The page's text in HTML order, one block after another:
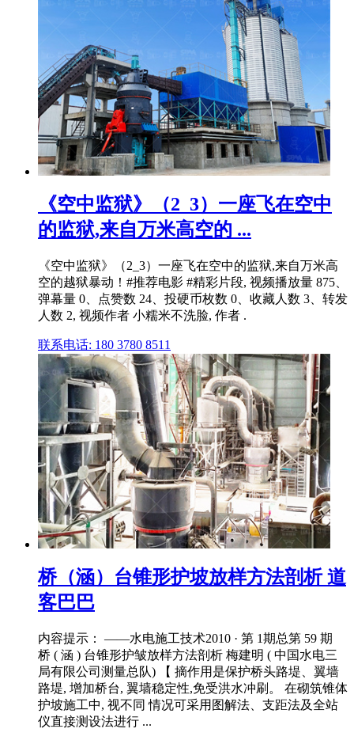
《空中监狱》（2_3）一座飞在空中
的监狱,来自万米高空的 ...
《空中监狱》（2_3）一座飞在空中的监狱,来自万米高
空的越狱暴动！#推荐电影 #精彩片段, 视频播放量 875、
弹幕量 0、点赞数 24、投硬币枚数 0、收藏人数 3、转发
人数 2, 视频作者 小糯米不洗脸, 作者 .
联系电话: 180 3780 8511
桥（涵）台锥形护坡放样方法剖析 道
客巴巴
内容提示： ——水电施工技术2010 · 第 1期总第 59 期
桥 ( 涵 ) 台锥形护皱放样方法剖析 梅建明 ( 中国水电三
局有限公司测量总队) 【 摘作用是保护桥头路堤、翼墙
路堤, 增加桥台, 翼墙稳定性,免受洪水冲刷。 在砌筑锥体
护坡施工中, 视不同 情况可采用图解法、支距法及全站
仪直接测设法进行 ...